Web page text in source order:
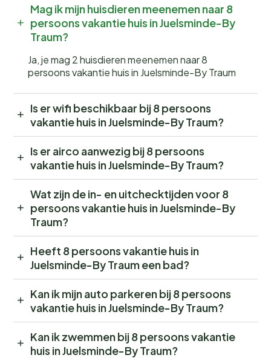
Mag ik mijn huisdieren meenemen naar 8
persoons vakantie huis in Juelsminde-By
Traum?
Ja, je mag 2 huisdieren meenemen naar 8
persoons vakantie huis in Juelsminde-By Traum
Is er wifi beschikbaar bij 8 persoons
vakantie huis in Juelsminde-By Traum?
Is er airco aanwezig bij 8 persoons
vakantie huis in Juelsminde-By Traum?
Wat zijn de in- en uitchecktijden voor 8
persoons vakantie huis in Juelsminde-By
Traum?
Heeft 8 persoons vakantie huis in
Juelsminde-By Traum een bad?
Kan ik mijn auto parkeren bij 8 persoons
vakantie huis in Juelsminde-By Traum?
Kan ik zwemmen bij 8 persoons vakantie
huis in Juelsminde-By Traum?